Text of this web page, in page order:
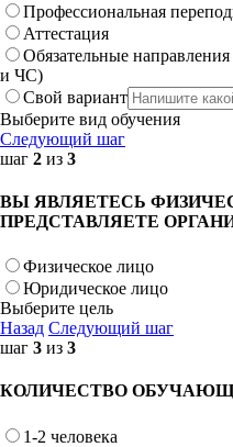
Профессиональная
Аттестация
Обязательные
и ЧС)
Свой вариант
Выберите вид обучения
Следующий шаг
шаг 2 из 3
ВЫ ЯВЛЯЕТЕСЬ
ПРЕДСТАВЛЯЕТЕ
Физическое лицо
Юридическое лицо
Выберите цель
Назад Следующий шаг
шаг 3 из 3
КОЛИЧЕСТВО
1-2 человека